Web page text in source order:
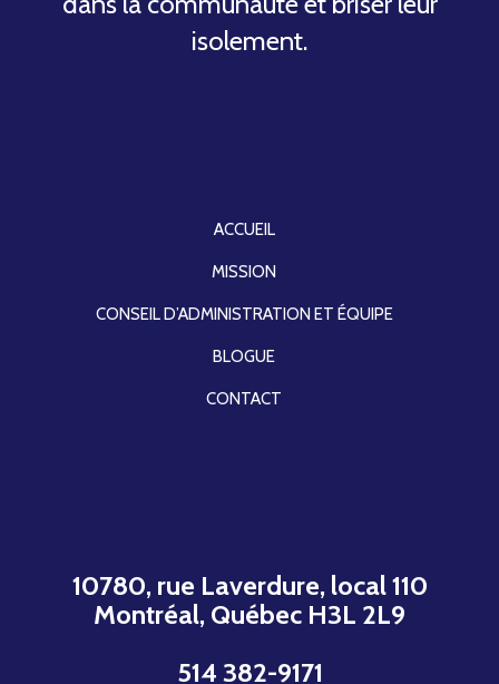
isolement.
ACCUEIL
MISSION
CONSEIL D’ADMINISTRATION ET ÉQUIPE
BLOGUE
CONTACT
10780, rue Laverdure, local 110
Montréal, Québec H3L 2L9
514 382-9171